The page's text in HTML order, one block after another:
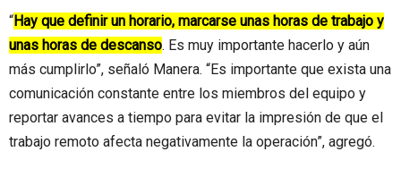
“Hay que definir un horario, marcarse unas horas de trabajo y
unas horas de descanso. Es muy importante hacerlo y aún
más cumplirlo”, señaló Manera. “Es importante que exista una
comunicación constante entre los miembros del equipo y
reportar avances a tiempo para evitar la impresión de que el
trabajo remoto afecta negativamente la operación”, agregó.